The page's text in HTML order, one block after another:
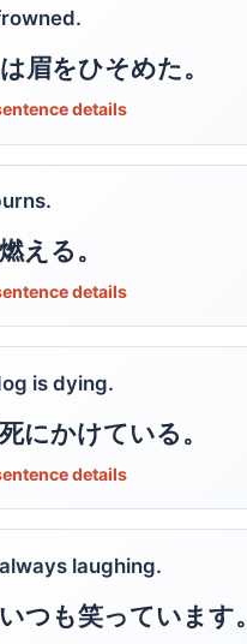
眉をひそめた。
details
える。
details
is dying.
にかけている。
details
laughing.
つも笑っています。